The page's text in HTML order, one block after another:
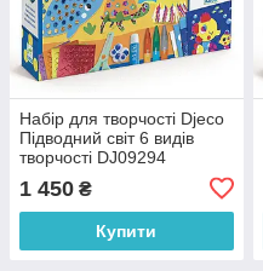
Набір для творчості Djeco
Підводний світ 6 видів
творчості DJ09294
1 450 ₴
Купити